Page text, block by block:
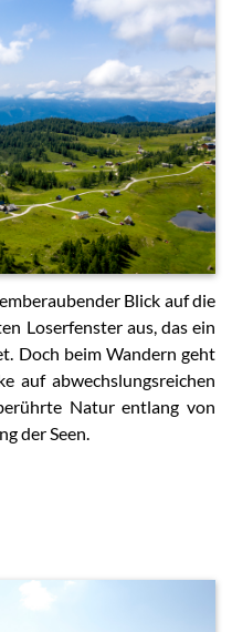
Blick auf die
Loserfenster aus, das ein
Doch beim Wandern geht
auf abwechslungsreichen
Natur entlang von
der Seen.